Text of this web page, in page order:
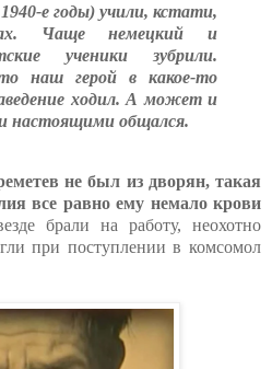
е годы) учили, кстати,
Чаще немецкий и
ученики зубрили.
наш герой в какое-то
ходил. А может и
настоящими общался.
не был из дворян, такая
все равно ему немало крови
брали на работу, неохотно
при поступлении в комсомол